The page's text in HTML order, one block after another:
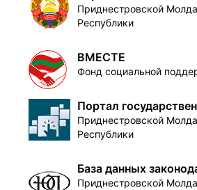
Приднестровской
Республики
ВМЕСТЕ
Фонд социальной
Портал
Приднестровской
Республики
База данных
Приднестровской